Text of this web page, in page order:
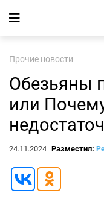
Прочие новости
Обезьяны
или
24.11.2024 Разместил: